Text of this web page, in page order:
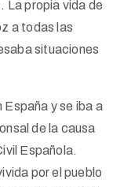
La propia vida de
a todas las
situaciones
España y se iba a
de la causa
Española.
por el pueblo